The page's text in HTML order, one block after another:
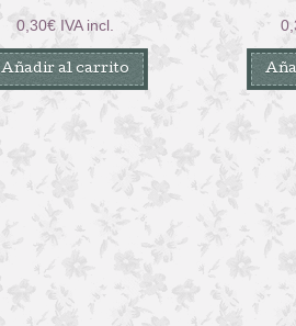
0,30€ IVA incl.
Añadir al carrito